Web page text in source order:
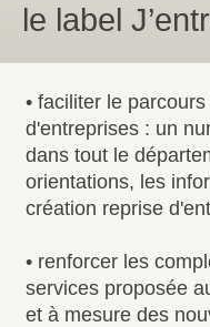
le label
• faciliter le
d'entreprises : un
dans tout le
orientations, les
création reprise
• renforcer les
services proposée
et à mesure des